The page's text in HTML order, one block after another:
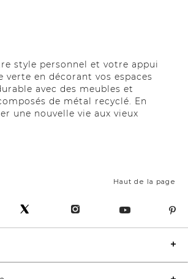
style personnel et votre appui
verte en décorant vos espaces
avec des meubles et
de métal recyclé. En
une nouvelle vie aux vieux
métal recyclé donne en un tour
englobe un vaste éventail de
l’acier et l’étain. Le métal
la transformation, la fonte, la
la solidification. Grâce à la
Haut de la page